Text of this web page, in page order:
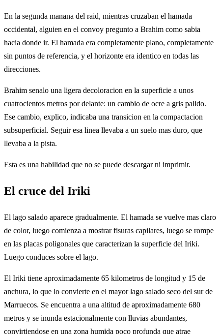
En la segunda manana del raid, mientras cruzaban el hamada
occidental, alguien en el convoy pregunto a Brahim como sabia
hacia donde ir. El hamada era completamente plano, completamente
sin puntos de referencia, y el horizonte era identico en todas las
direcciones.
Brahim senalo una ligera decoloracion en la superficie a unos
cuatrocientos metros por delante: un cambio de ocre a gris palido.
Ese cambio, explico, indicaba una transicion en la compactacion
subsuperficial. Seguir esa linea llevaba a un suelo mas duro, que
llevaba a la pista.
Esta es una habilidad que no se puede descargar ni imprimir.
El cruce del Iriki
El lago salado aparece gradualmente. El hamada se vuelve mas claro
de color, luego comienza a mostrar fisuras capilares, luego se rompe
en las placas poligonales que caracterizan la superficie del Iriki.
Luego conduces sobre el lago.
El Iriki tiene aproximadamente 65 kilometros de longitud y 15 de
anchura, lo que lo convierte en el mayor lago salado seco del sur de
Marruecos. Se encuentra a una altitud de aproximadamente 680
metros y se inunda estacionalmente con lluvias abundantes,
convirtiendose en una zona humida poco profunda que atrae